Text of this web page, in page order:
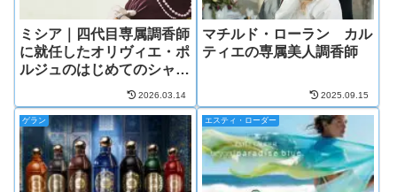
ミシア｜四代目専属調香師
に就任したオリヴィエ・ポ
ルジュのはじめてのシャネ
2026.03.14
マチルド・ローラン カル
ティエの専属美人調香師
2025.09.15
ゲラン エスティ・ローダー